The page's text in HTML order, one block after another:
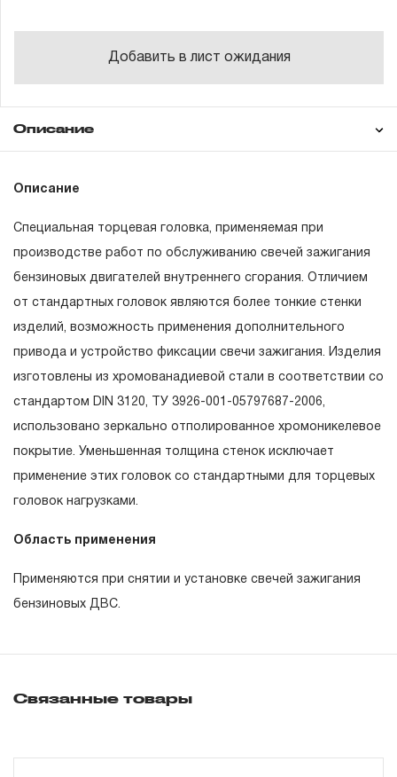
Добавить в лист ожидания
Описание
Описание
Специальная торцевая головка, применяемая при
производстве работ по обслуживанию свечей зажигания
бензиновых двигателей внутреннего сгорания. Отличием
от стандартных головок являются более тонкие стенки
изделий, возможность применения дополнительного
привода и устройство фиксации свечи зажигания. Изделия
изготовлены из хромованадиевой стали в соответствии со
стандартом DIN 3120, ТУ 3926-001-05797687-2006,
использовано зеркально отполированное хромоникелевое
покрытие. Уменьшенная толщина стенок исключает
применение этих головок со стандартными для торцевых
головок нагрузками.
Область применения
Применяются при снятии и установке свечей зажигания
бензиновых ДВС.
Понятие «ПОЖИЗНЕННАЯ ГАРАНТИЯ».
1.1 Понятие «ПОЖИЗНЕННАЯ ГАРАНТИЯ» включает в
себя признание неограниченного срока поддержания
гарантийных обязательств в течение всего периода
эксплуатации изделия, а также замена или ремонт
проведении технической экспертизы было
1.2 «ПОЖИЗНЕННАЯ ГАРАНТИЯ» предоставляется
Связанные товары